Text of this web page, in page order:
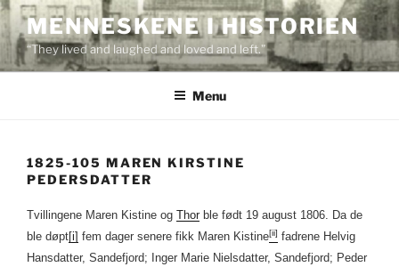
Skip
to
content
MENNESKENE I HISTORIEN
“They lived and laughed and loved and left.”
Menu
1825-105 MAREN KIRSTINE
PEDERSDATTER
Tvillingene Maren Kistine og Thor ble født 19 august 1806. Da de
ble døpt[i] fem dager senere fikk Maren Kistine[ii] fadrene Helvig
Hansdatter, Sandefjord; Inger Marie Nielsdatter, Sandefjord; Peder